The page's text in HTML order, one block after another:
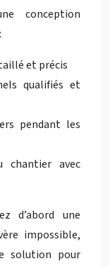
conception
et précis
qualifiés et
pendant les
chantier avec
d’abord une
impossible,
solution pour